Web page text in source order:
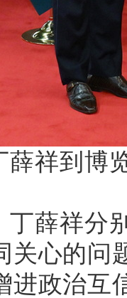
薛祥到博
丁薛祥分
关心的问
进政治互